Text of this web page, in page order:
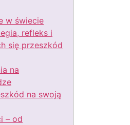
w świecie
refleks i
się przeszkód
na
na swoją
– od